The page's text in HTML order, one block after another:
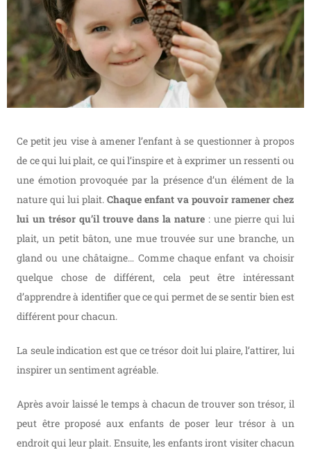
Ce petit jeu vise à amener l’enfant à se questionner à propos
de ce qui lui plait, ce qui l’inspire et à exprimer un ressenti ou
une émotion provoquée par la présence d’un élément de la
nature qui lui plait. Chaque enfant va pouvoir ramener chez
lui un trésor qu’il trouve dans la nature : une pierre qui lui
plait, un petit bâton, une mue trouvée sur une branche, un
gland ou une châtaigne… Comme chaque enfant va choisir
quelque chose de différent, cela peut être intéressant
d’apprendre à identifier que ce qui permet de se sentir bien est
différent pour chacun.
La seule indication est que ce trésor doit lui plaire, l’attirer, lui
inspirer un sentiment agréable.
Après avoir laissé le temps à chacun de trouver son trésor, il
peut être proposé aux enfants de poser leur trésor à un
endroit qui leur plait. Ensuite, les enfants iront visiter chacun